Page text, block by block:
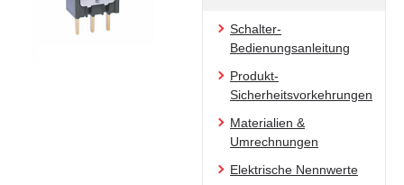
Schalter-
Bedienungsanleitung
Produkt-
Sicherheitsvorkehrungen
Materialien &
Umrechnungen
Elektrische Nennwerte